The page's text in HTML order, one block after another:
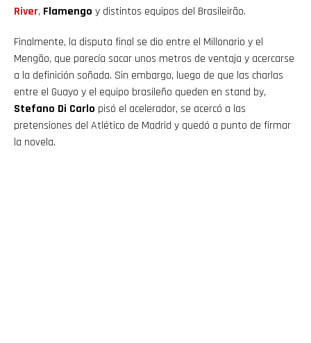
River, Flamengo y distintos equipos del Brasileirão.
Finalmente, la disputa final se dio entre el Millonario y el
Mengão, que parecía sacar unos metros de ventaja y acercarse
a la definición soñada. Sin embargo, luego de que las charlas
entre el Guayo y el equipo brasileño queden en stand by,
Stefano Di Carlo pisó el acelerador, se acercó a las
pretensiones del Atlético de Madrid y quedó a punto de firmar
la novela.